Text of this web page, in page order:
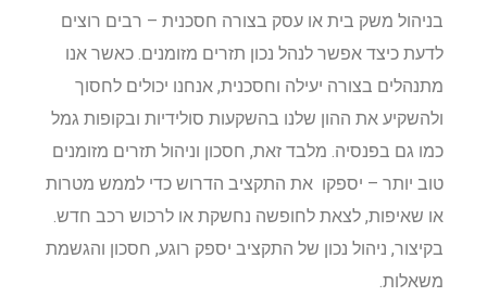
בניהול משק בית או עסק בצורה חסכנית – רבים רוצים
לדעת כיצד אפשר לנהל נכון תזרים מזומנים. כאשר אנו
מתנהלים בצורה יעילה וחסכנית, אנחנו יכולים לחסוך
ולהשקיע את ההון שלנו בהשקעות סולידיות ובקופות גמל
כמו גם בפנסיה. מלבד זאת, חסכון וניהול תזרים מזומנים
טוב יותר – יספקו את התקציב הדרוש כדי לממש מטרות
או שאיפות, לצאת לחופשה נחשקת או לרכוש רכב חדש.
בקיצור, ניהול נכון של התקציב יספק רוגע, חסכון והגשמת
משאלות.